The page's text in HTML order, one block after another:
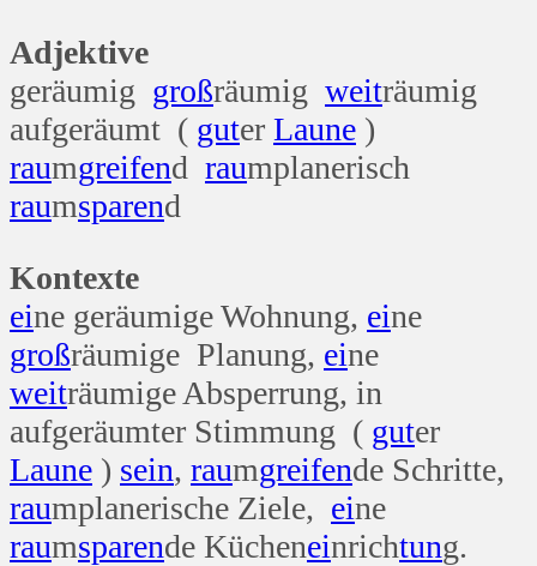
Adjektive
geräumig großräumig weiträumig
aufgeräumt ( guter Laune )
raumgreifend raumplanerisch
raumsparend
Kontexte
eine geräumige Wohnung, eine
großräumige Planung, eine
weiträumige Absperrung, in
aufgeräumter Stimmung ( guter
Laune ) sein, raumgreifende Schritte,
raumplanerische Ziele, eine
raumsparende Kücheneinrichtung.